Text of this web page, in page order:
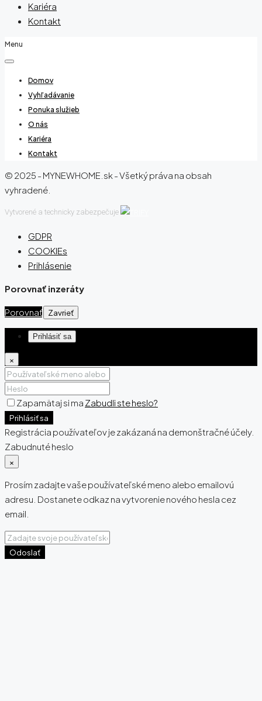
Kariéra
Kontakt
Menu
Domov
Vyhľadávanie
Ponuka služieb
O nás
Kariéra
Kontakt
© 2025 - MYNEWHOME.sk - Všetký práva na obsah
vyhradené.
Vytvorené a technicky zabezpečuje
GDPR
COOKIEs
Prihlásenie
Porovnať inzeráty
Porovnať Zavrieť
Prihlásiť sa
×
Zapamätaj si ma Zabudli ste heslo?
Prihlásiť sa
Registrácia používateľov je zakázaná na demonštračné účely.
Zabudnuté heslo
×
Prosím zadajte vaše používateľské meno alebo emailovú
adresu. Dostanete odkaz na vytvorenie nového hesla cez
email.
Odoslať